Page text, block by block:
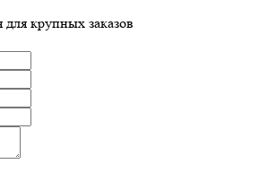
крупных заказов